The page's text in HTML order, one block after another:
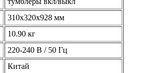
310x320x928 мм
10.90 кг
220-240 В / 50 Гц
Китай